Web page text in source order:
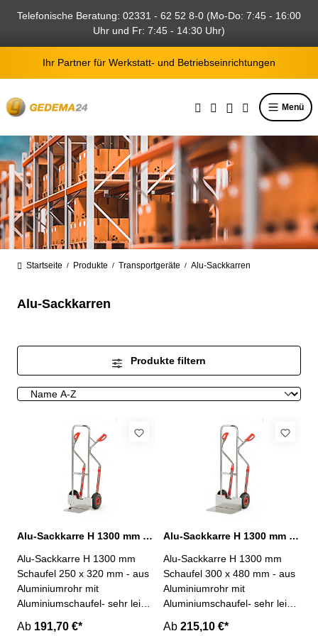
springen
Telefonische Beratung: 02331 - 62 52 8-0 (Mo-Do: 7:45 - 16:00
Uhr und Fr: 7:45 - 14:30 Uhr)
Ihr Partner für Werkstatt- und Betriebseinrichtungen
Menü
Startseite / Produkte / Transportgeräte / Alu-Sackkarren
Alu-Sackkarren
Produkte filtern
Alu-Sackkarre H 1300 mm Schaufel 250 x 320 mm Tragkraft 200 kg
Alu-Sackkarre H 1300 mm
Schaufel 250 x 320 mm - aus
Aluminiumrohr mit
Aluminiumschaufel- sehr leicht
verschweißt und
Ab 191,70 €*
Alu-Sackkarre H 1300 mm Schaufel 300 x 480 mm Tragkraft 200 kg
Alu-Sackkarre H 1300 mm
Schaufel 300 x 480 mm - aus
Aluminiumrohr mit
Aluminiumschaufel- sehr leicht
verschweißt und
Ab 215,10 €*